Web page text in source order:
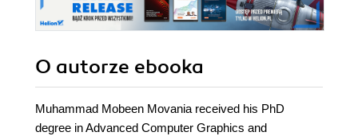
want to exploit the
full potential of
OpenGL
O autorze ebooka
Muhammad Mobeen Movania received his PhD
degree in Advanced Computer Graphics and